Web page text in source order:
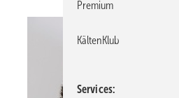
Premium
KältenKlub
Services